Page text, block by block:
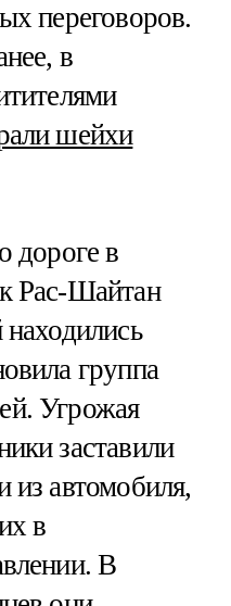
переговоров.
в
шейхи
дороге в
Рас-Шайтан
группа
Угрожая
заставили
из автомобиля,
в
В